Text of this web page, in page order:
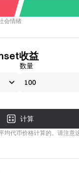
会情绪
收益
数量
计算
均代币价格计算的。请注意